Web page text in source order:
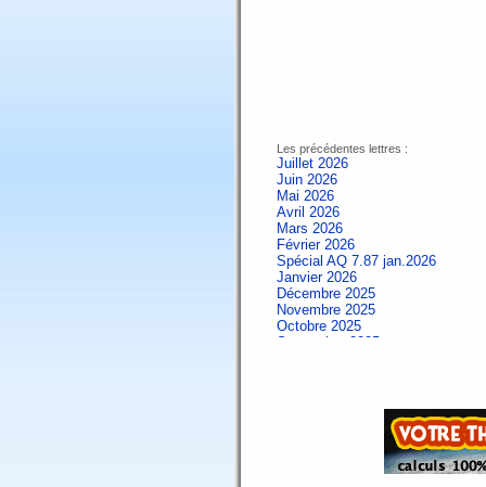
Les précédentes lettres :
Juillet 2026
Juin 2026
Mai 2026
Avril 2026
Mars 2026
Février 2026
Spécial AQ 7.87 jan.2026
Janvier 2026
Décembre 2025
Novembre 2025
Octobre 2025
Septembre 2025
Spécial AQ 7.84 jan.2025